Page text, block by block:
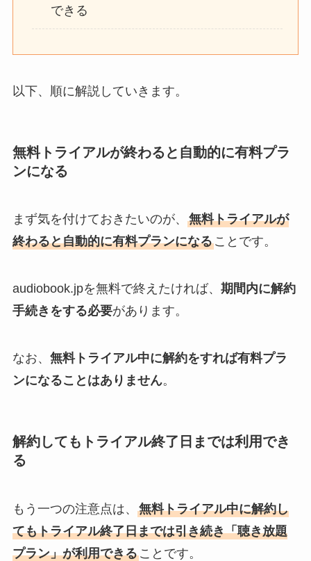
できる
以下、順に解説していきます。
無料トライアルが終わると自動的に有料プラ
ンになる
まず気を付けておきたいのが、 無料トライアルが
終わると自動的に有料プランになることです。
audiobook.jpを無料で終えたければ、 期間内に解約
手続きをする必要があります。
なお、 無料トライアル中に解約をすれば有料プラ
ンになることはありません。
解約してもトライアル終了日までは利用でき
る
もう一つの注意点は、 無料トライアル中に解約し
てもトライアル終了日までは引き続き「聴き放題
プラン」が利用できることです。